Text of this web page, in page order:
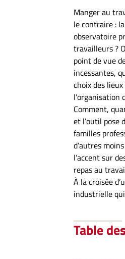
Manger au
le contraire :
observatoire
travailleurs ?
point de vue
incessantes,
choix des
l’organisation
Comment,
et l’outil pose
familles
d’autres
l’accent sur
repas au
À la croisée
industrielle
Table